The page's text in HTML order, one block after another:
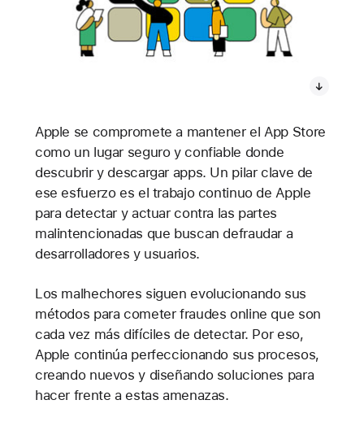
Apple se compromete a mantener el App Store
como un lugar seguro y confiable donde
descubrir y descargar apps. Un pilar clave de
ese esfuerzo es el trabajo continuo de Apple
para detectar y actuar contra las partes
malintencionadas que buscan defraudar a
desarrolladores y usuarios.
Los malhechores siguen evolucionando sus
métodos para cometer fraudes online que son
cada vez más difíciles de detectar. Por eso,
Apple continúa perfeccionando sus procesos,
creando nuevos y diseñando soluciones para
hacer frente a estas amenazas.